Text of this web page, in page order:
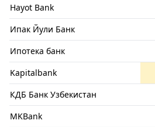
Hayot Bank
Ипак Йули Банк
Ипотека банк
Kapitalbank
КДБ Банк Узбекистан
MKBank